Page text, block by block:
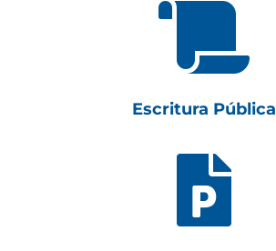

Escritura Pública
